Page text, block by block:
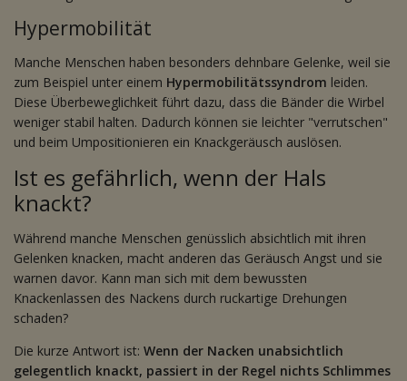
Hypermobilität
Manche Menschen haben besonders dehnbare Gelenke, weil sie
zum Beispiel unter einem Hypermobilitätssyndrom leiden.
Diese Überbeweglichkeit führt dazu, dass die Bänder die Wirbel
weniger stabil halten. Dadurch können sie leichter "verrutschen"
und beim Umpositionieren ein Knackgeräusch auslösen.
Ist es gefährlich, wenn der Hals
knackt?
Während manche Menschen genüsslich absichtlich mit ihren
Gelenken knacken, macht anderen das Geräusch Angst und sie
warnen davor. Kann man sich mit dem bewussten
Knackenlassen des Nackens durch ruckartige Drehungen
schaden?
Die kurze Antwort ist: Wenn der Nacken unabsichtlich
gelegentlich knackt, passiert in der Regel nichts Schlimmes